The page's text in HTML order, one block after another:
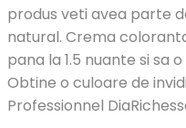
produs veti avea parte
natural. Crema
pana la 1.5 nuante si sa
Obtine o culoare de
Professionnel